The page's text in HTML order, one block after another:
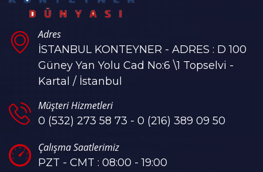
Adres
İSTANBUL KONTEYNER - ADRES : D 100
Güney Yan Yolu Cad No:6 \1 Topselvi -
Kartal / İstanbul
Müşteri Hizmetleri
0 (532) 273 58 73 - 0 (216) 389 09 50
Çalışma Saatlerimiz
PZT - CMT : 08:00 - 19:00